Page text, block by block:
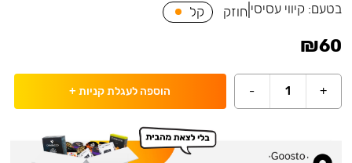
בטעם: קיווי עסיסי חוזק קל
₪60
+
1
- הוספה לעגלת קניות +